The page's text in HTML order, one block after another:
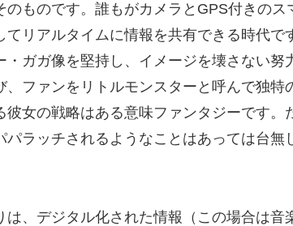
のものです。誰もがカメラとGPS付きの
てリアルタイムに情報を共有できる時代で
・ガガ像を堅持し、イメージを壊さない努
、ファンをリトルモンスターと呼んで独特
彼女の戦略はある意味ファンタジーです。
パラッチされるようなことはあっては台無
は、デジタル化された情報（この場合は音